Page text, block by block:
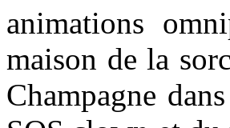
animations
maison de la
Champagne